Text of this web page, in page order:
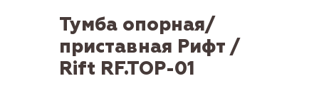
Тумба опорная/
приставная Рифт /
Rift RF.TOP-01